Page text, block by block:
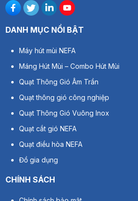
DANH MỤC NỔI BẬT
Máy hút mùi NEFA
Máng Hút Mùi – Combo Hút Mùi
Quạt Thông Gió Âm Trần
Quạt thông gió công nghiệp
Quạt Thông Gió Vuông Inox
Quạt cắt gió NEFA
Quạt điều hòa NEFA
Đồ gia dụng
CHÍNH SÁCH